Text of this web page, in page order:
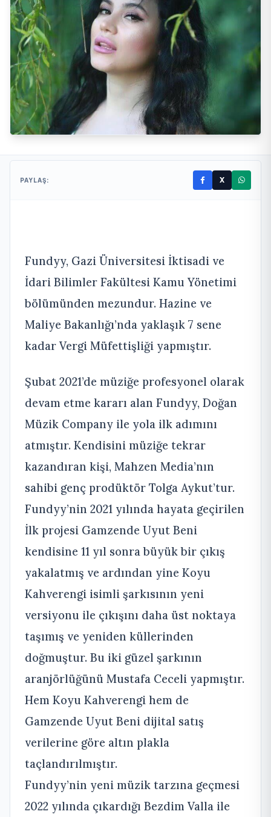
PAYLAŞ: X
Fundyy, Gazi Üniversitesi İktisadi ve
İdari Bilimler Fakültesi Kamu Yönetimi
bölümünden mezundur. Hazine ve
Maliye Bakanlığı’nda yaklaşık 7 sene
kadar Vergi Müfettişliği yapmıştır.
Şubat 2021’de müziğe profesyonel olarak
devam etme kararı alan Fundyy, Doğan
Müzik Company ile yola ilk adımını
atmıştır. Kendisini müziğe tekrar
kazandıran kişi, Mahzen Media’nın
sahibi genç prodüktör Tolga Aykut’tur.
Fundyy’nin 2021 yılında hayata geçirilen
İlk projesi Gamzende Uyut Beni
kendisine 11 yıl sonra büyük bir çıkış
yakalatmış ve ardından yine Koyu
Kahverengi isimli şarkısının yeni
versiyonu ile çıkışını daha üst noktaya
taşımış ve yeniden küllerinden
doğmuştur. Bu iki güzel şarkının
aranjörlüğünü Mustafa Ceceli yapmıştır.
Hem Koyu Kahverengi hem de
Gamzende Uyut Beni dijital satış
verilerine göre altın plakla
taçlandırılmıştır.
Fundyy’nin yeni müzik tarzına geçmesi
2022 yılında çıkardığı Bezdim Valla ile